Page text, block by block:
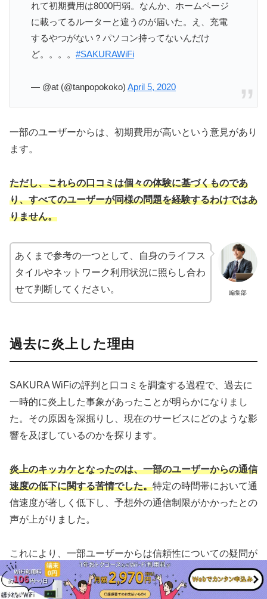
れて初期費用は8000円弱。なんか、ホームページ
に載ってるルーターと違うのが届いた。え、充電
するやつがない？パソコン持ってないんだけ
ど。。。。#SAKURAWiFi
— @at (@tanpopokoko)April 5, 2020
一部のユーザーからは、初期費用が高いという意見があり
ます。
ただし、これらの口コミは個々の体験に基づくものであ
り、すべてのユーザーが同様の問題を経験するわけではあ
りません。
編集部
あくまで参考の一つとして、自身のライフス
タイルやネットワーク利用状況に照らし合わ
せて判断してください。
過去に炎上した理由
SAKURA WiFiの評判と口コミを調査する過程で、過去に
一時的に炎上した事象があったことが明らかになりまし
た。その原因を深掘りし、現在のサービスにどのような影
響を及ぼしているのかを探ります。
炎上のキッカケとなったのは、一部のユーザーからの通信
速度の低下に関する苦情でした。特定の時間帯において通
信速度が著しく低下し、予想外の通信制限がかかったとの
声が上がりました。
これにより、一部ユーザーからは信頼性についての疑問が
投げかけられ、ネット上で一時的に批判的な意見が広がっ
たのです。しかし、SAKURA WiFiはこの事態を真摯に受